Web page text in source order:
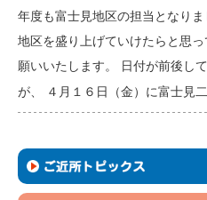
年度も富士見地区の担当となり
地区を盛り上げていけたらと思
願いいたします。 日付が前後し
が、 ４月１６日（金）に富士見